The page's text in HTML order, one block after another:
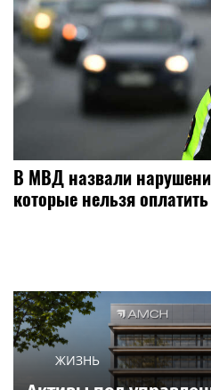
В МВД назвали
которые нельзя
ЖИЗНЬ